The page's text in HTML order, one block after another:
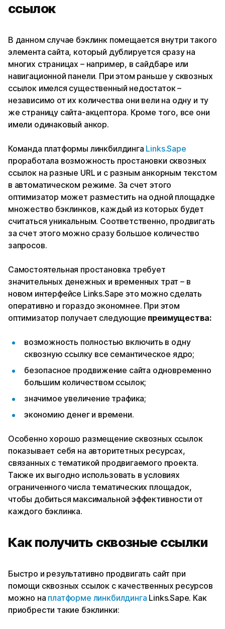
ссылок
В данном случае бэклинк помещается внутри такого
элемента сайта, который дублируется сразу на
многих страницах – например, в сайдбаре или
навигационной панели. При этом раньше у сквозных
ссылок имелся существенный недостаток –
независимо от их количества они вели на одну и ту
же страницу сайта-акцептора. Кроме того, все они
имели одинаковый анкор.
Команда платформы линкбилдинга Links.Sape
проработала возможность простановки сквозных
ссылок на разные URL и с разным анкорным текстом
в автоматическом режиме. За счет этого
оптимизатор может разместить на одной площадке
множество бэклинков, каждый из которых будет
считаться уникальным. Соответственно, продвигать
за счет этого можно сразу большое количество
запросов.
Самостоятельная простановка требует
значительных денежных и временных трат – в
новом интерфейсе Links.Sape это можно сделать
оперативно и гораздо экономнее. При этом
оптимизатор получает следующие преимущества:
возможность полностью включить в одну
сквозную ссылку все семантическое ядро;
безопасное продвижение сайта одновременно
большим количеством ссылок;
значимое увеличение трафика;
экономию денег и времени.
Особенно хорошо размещение сквозных ссылок
показывает себя на авторитетных ресурсах,
связанных с тематикой продвигаемого проекта.
Также их выгодно использовать в условиях
ограниченного числа тематических площадок,
чтобы добиться максимальной эффективности от
каждого бэклинка.
Как получить сквозные ссылки
Быстро и результативно продвигать сайт при
помощи сквозных ссылок с качественных ресурсов
можно на платформе линкбилдинга Links.Sape. Как
приобрести такие бэклинки: